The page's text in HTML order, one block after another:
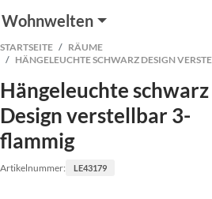
Wohnwelten
STARTSEITE
RÄUME
HÄNGELEUCHTE SCHWARZ DESIGN
Hängeleuchte schwarz
Design verstellbar 3-
flammig
Artikelnummer: LE43179